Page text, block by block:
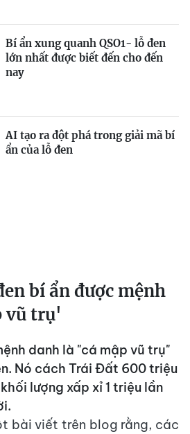
Bí ẩn xung quanh QSO1- lỗ đen
lớn nhất được biết đến cho đến
nay
AI tạo ra đột phá trong giải mã bí
ẩn của lỗ đen
bí ẩn được mệnh
vũ trụ'
danh là "cá mập vũ trụ"
Nó cách Trái Đất 600 triệu
lượng xấp xỉ 1 triệu lần
bài viết trên blog rằng, các